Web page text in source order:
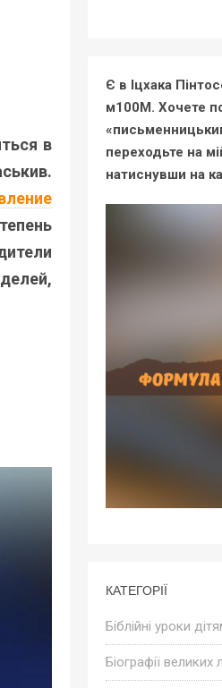
в
Є в Іцхака
м100М. Хочете
переходьте на
натиснувши на
КАТЕГОРІЇ
Біблійні уроки
Біографії